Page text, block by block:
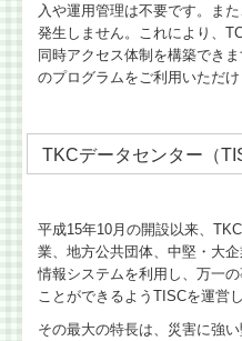
入や運用管理は不要です。ま
発生しません。これにより、
同時アクセス体制を構築でき
のプログラムをご利用いただけ
TKCデータセンター（
平成15年10月の開設以来、
業、地方公共団体、中堅・大
情報システムを利用し、万一
ことができるようTISCを運営
その最大の特長は、災害に強